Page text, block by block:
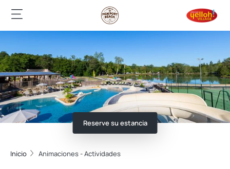
Reserve su estancia
Inicio Animaciones - Actividades